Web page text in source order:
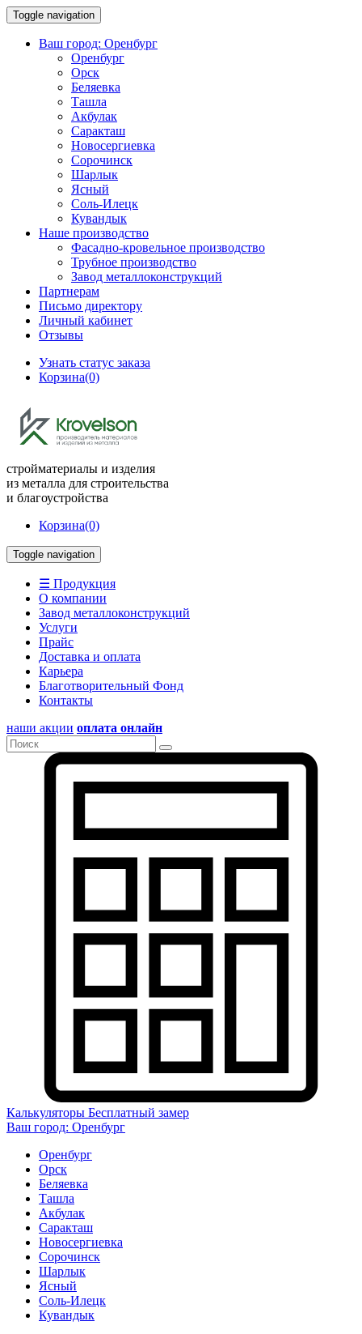
Toggle navigation
Ваш город: Оренбург
Оренбург
Орск
Беляевка
Ташла
Акбулак
Саракташ
Новосергиевка
Сорочинск
Шарлык
Ясный
Соль-Илецк
Кувандык
Наше производство
Фасадно-кровельное производство
Трубное производство
Завод металлоконструкций
Партнерам
Письмо директору
Личный кабинет
Отзывы
Узнать статус заказа
Корзина(0)
стройматериалы и изделия
из металла для строительства
и благоустройства
Корзина(0)
Toggle navigation
☰ Продукция
О компании
Завод металлоконструкций
Услуги
Прайс
Доставка и оплата
Карьера
Благотворительный Фонд
Контакты
наши акции оплата онлайн
Калькуляторы Бесплатный замер
Ваш город: Оренбург
Оренбург
Орск
Беляевка
Ташла
Акбулак
Саракташ
Новосергиевка
Сорочинск
Шарлык
Ясный
Соль-Илецк
Кувандык